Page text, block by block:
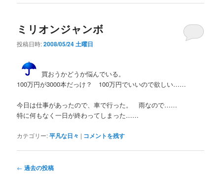
ミリオンジャンボ
投稿日時:2008/05/24 土曜日
買おうかどうか悩んでいる。
100万円が3000本だっけ？ 100万円でいいので欲しい……
今日は仕事があったので、車で行った。 雨なので……
特に何もなく一日が終わってしまった……
カテゴリー:平凡な日々 | コメントを残す
投
← 過去の投稿